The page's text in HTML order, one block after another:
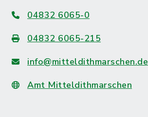
04832 6065-0
04832 6065-215
info@mitteldithmarschen.de
Amt Mitteldithmarschen